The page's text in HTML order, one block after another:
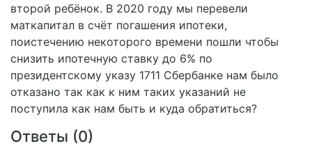
второй ребёнок. В 2020 году мы перевели
маткапитал в счёт погашения ипотеки,
поистечению некоторого времени пошли чтобы
снизить ипотечную ставку до 6% по
президентскому указу 1711 Сбербанке нам было
отказано так как к ним таких указаний не
поступила как нам быть и куда обратиться?
Ответы (0)